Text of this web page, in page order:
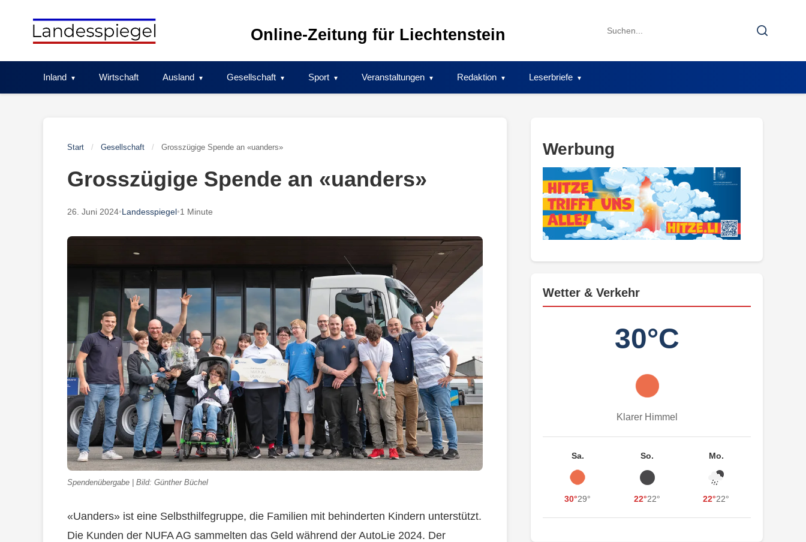
Online-Zeitung für Liechtenstein
Search
Search
Inland Wirtschaft Ausland Gesellschaft Sport Veranstaltungen Redaktion Leserbriefe
Start / Gesellschaft / Grosszügige Spende an «uanders»
Grosszügige Spende an «uanders»
26. Juni 2024•Landesspiegel•1 Minute
Spendenübergabe | Bild: Günther Büchel
«Uanders» ist eine Selbsthilfegruppe, die Familien mit behinderten Kindern unterstützt.
Die Kunden der NUFA AG sammelten das Geld während der AutoLie 2024. Der
Werbung
Wetter & Verkehr
30°C
Klarer Himmel
Sa.
30°29°
So.
22°22°
Mo.
22°22°